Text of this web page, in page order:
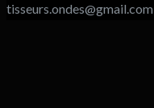
tisseurs.ondes@gmail.com